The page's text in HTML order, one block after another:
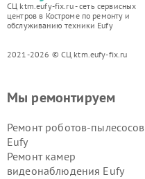
СЦ ktm.eufy-fix.ru - сеть сервисных
центров в Костроме по ремонту и
обслуживанию техники Eufy
2021-2026 © СЦ ktm.eufy-fix.ru
Мы ремонтируем
Ремонт роботов-пылесосов
Eufy
Ремонт камер
видеонаблюдения Eufy